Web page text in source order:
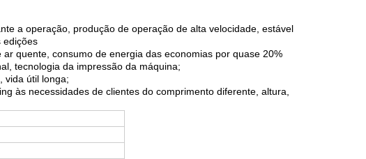
a operação, produção de operação de alta velocidade, estável
edições
quente, consumo de energia das economias por quase 20%
tecnologia da impressão da máquina;
vida útil longa;
às necessidades de clientes do comprimento diferente, altura,